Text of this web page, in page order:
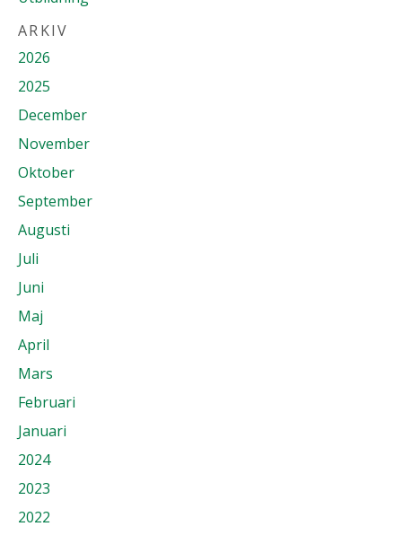
ARKIV
2026
2025
December
November
Oktober
September
Augusti
Juli
Juni
Maj
April
Mars
Februari
Januari
2024
2023
2022